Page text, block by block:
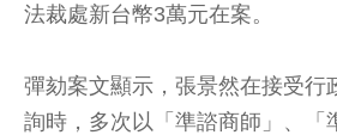
法裁處新台幣3萬元在案。
彈劾案文顯示，張景然在接受行
詢時，多次以「準諮商師」、「